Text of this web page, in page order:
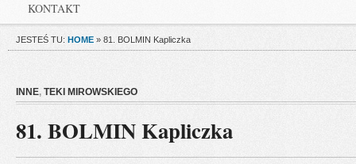
KONTAKT
JESTEŚ TU: HOME » 81. BOLMIN Kapliczka
INNE, TEKI MIROWSKIEGO
81. BOLMIN Kapliczka